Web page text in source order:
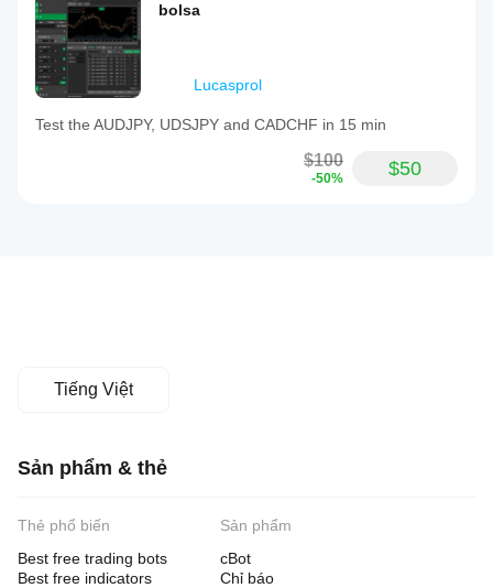
bolsa
Lucasprol
Test the AUDJPY, UDSJPY and CADCHF in 15 min
$100
-50% $50
Tiếng Việt
Sản phẩm & thẻ
Thẻ phổ biến
Best free trading bots
Best free indicators
Sản phẩm
cBot
Chỉ báo